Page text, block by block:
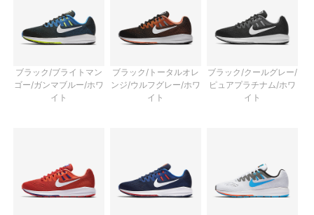
ブラック/ブライトマン
ゴー/ガンマブルー/ホワ
イト
ブラック/トータルオレ
ンジ/ウルフグレー/ホワ
イト
ブラック/クールグレー/
ピュアプラチナム/ホワ
イト